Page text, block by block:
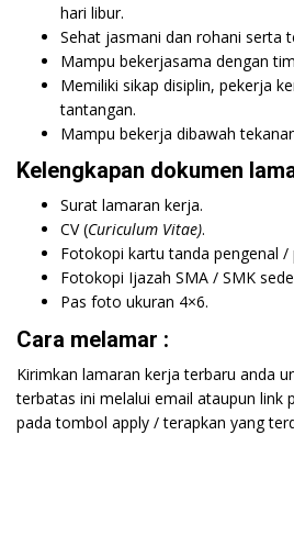
hari libur.
Sehat jasmani dan rohani serta
Mampu bekerjasama dengan
Memiliki sikap disiplin, pekerja
tantangan.
Mampu bekerja dibawah
Kelengkapan dokumen
Surat lamaran kerja.
CV (Curiculum Vitae).
Fotokopi kartu tanda pengenal /
Fotokopi Ijazah SMA / SMK
Pas foto ukuran 4×6.
Cara melamar :
Kirimkan lamaran kerja terbaru anda
terbatas ini melalui email ataupun link
pada tombol apply / terapkan yang